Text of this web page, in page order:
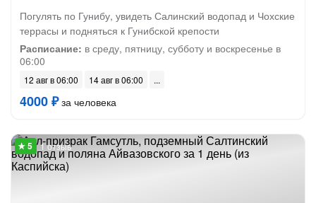
Погулять по Гунибу, увидеть Салинский водопад и Чохские
террасы и подняться к Гунибской крепости
Расписание: в среду, пятницу, субботу и воскресенье в
06:00
12 авг в 06:00 14 авг в 06:00
4000 ₽за человека
1 отзыв